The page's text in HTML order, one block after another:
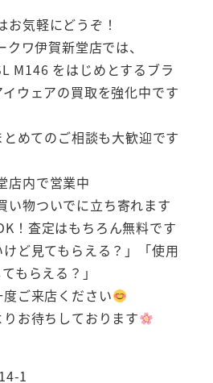
お気軽にどうぞ！
ワ伊賀新堂店では、
M146 をはじめとするブラ
ウェアの買取を強化中です
めてのご相談も大歓迎です
店内で営業中
い物ついでに立ち寄れます
！査定はもちろん無料です
けど見てもらえる？」「使用
もらえる？」
ご来店ください
お待ちしております
1